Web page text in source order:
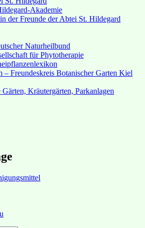
Akademie
der Freunde der Abtei St. Hildegard
Naturheilbund
für Phytotherapie
– Freundeskreis Botanischer Garten Kiel
Gärten, Kräutergärten, Parkanlagen